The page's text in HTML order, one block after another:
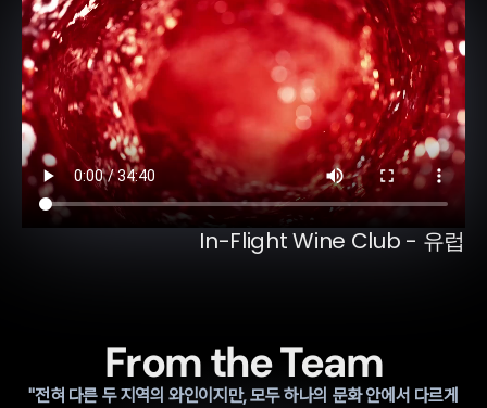
In-Flight Wine Club - 유럽
From the Team
"전혀 다른 두 지역의 와인이지만, 모두 하나의 문화 안에서 다르게